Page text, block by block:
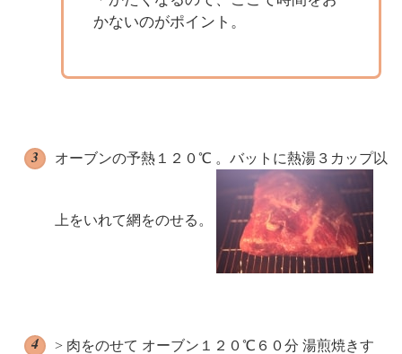
かないのがポイント。
オーブンの予熱１２０℃ 。バットに熱湯３カップ以
上をいれて網をのせる。
> 肉をのせて オーブン１２０℃６０分 湯煎焼きす